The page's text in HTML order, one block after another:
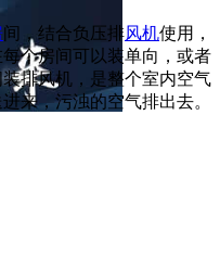
间，结合负压排风机使用，
个房间可以装单向，或者
排风机，是整个室内空气
来，污浊的空气排出去。